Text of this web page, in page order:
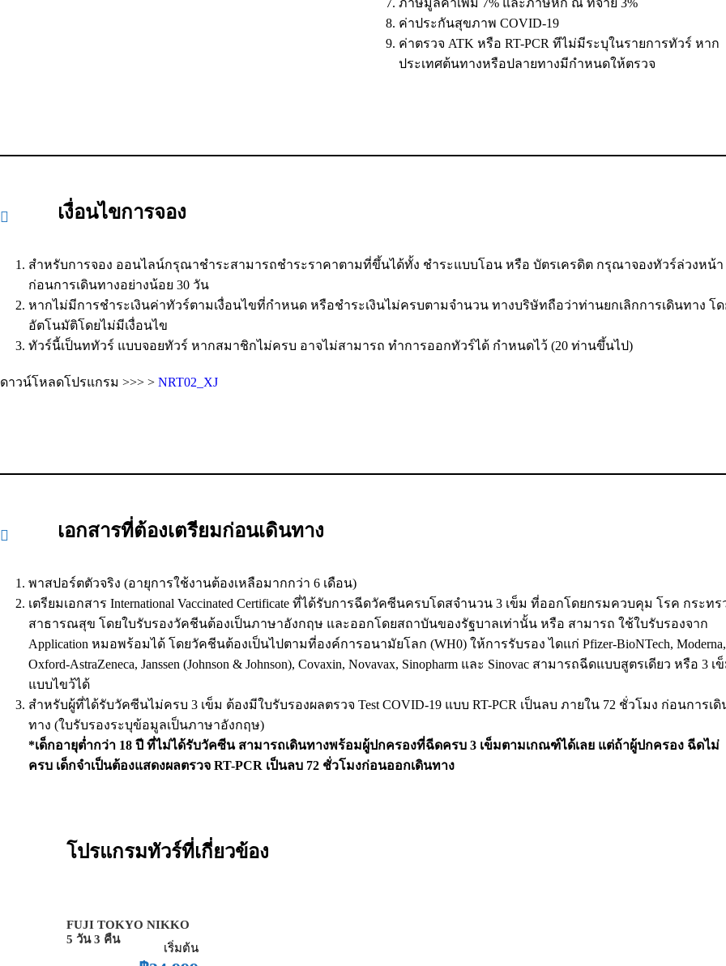
ภาษีมูลค่าเพิ่ม 7% และภาษีหัก ณ ที่จ่าย 3%
ค่าประกันสุขภาพ COVID-19
ค่าตรวจ ATK หรือ RT-PCR ทีไม่มีระบุในรายการทัวร์ หาก
ประเทศต้นทางหรือปลายทางมีกำหนดให้ตรวจ
เงื่อนไขการจอง
สำหรับการจอง ออนไลน์กรุณาชำระสามารถชำระราคาตามที่ขึ้นได้ทั้ง ชำระแบบโอน หรือ บัตรเครดิต กรุณาจองทัวร์ล่วงหน้า
ก่อนการเดินทางอย่างน้อย 30 วัน
หากไม่มีการชำระเงินค่าทัวร์ตามเงื่อนไขที่กำหนด หรือชำระเงินไม่ครบตามจำนวน ทางบริษัทถือว่าท่านยกเลิกการเดินทาง โ
อัตโนมัติโดยไม่มีเงื่อนไข
ทัวร์นี้เป็นททัวร์ แบบจอยทัวร์ หากสมาชิกไม่ครบ อาจไม่สามารถ ทำการออกทัวร์ได้ กำหนดไว้ (20 ท่านขึ้นไป)
ดาวน์โหลดโปรแกรม >>> > NRT02_XJ
เอกสารที่ต้องเตรียมก่อนเดินทาง
พาสปอร์ตตัวจริง (อายุการใช้งานต้องเหลือมากกว่า 6 เดือน)
เตรียมเอกสาร International Vaccinated Certificate ที่ได้รับการฉีดวัคซีนครบโดสจำนวน 3 เข็ม ที่ออกโดยกรมควบคุม โรค กระทร
สาธารณสุข โดยใบรับรองวัคชีนต้องเป็นภาษาอังกฤษ และออกโดยสถาบันของรัฐบาลเท่านั้น หรือ สามารถ ใช้ใบรับรองจาก
Application หมอพร้อมได้ โดยวัคชีนต้องเป็นไปตามที่องค์การอนามัยโลก (WH0) ให้การรับรอง ไดแก่ Pfizer-BioNTech, Moderna,
Oxford-AstraZeneca, Janssen (Johnson & Johnson), Covaxin, Novavax, Sinopharm และ Sinovac สามารถฉีดแบบสูตรเดียว หรือ 3 เ
แบบไขว้ได้
สำหรับผู้ที่ได้รับวัคซีนไม่ครบ 3 เข็ม ต้องมีใบรับรองผลตรวจ Test COVID-19 แบบ RT-PCR เป็นลบ ภายใน 72 ชั่วโมง ก่อนการเดิ
ทาง (ใบรับรองระบุข้อมูลเป็นภาษาอังกฤษ)
*เด็กอายุต่ำกว่า 18 ปี ที่ไม่ได้รับวัคซีน สามารถเดินทางพร้อมผู้ปกครองที่ฉีดครบ 3 เข็มตามเกณฑ์ได้เลย แต่ถ้าผู้ปกครอง ฉีดไม่
ครบ เด็กจำเป็นต้องแสดงผลตรวจ RT-PCR เป็นลบ 72 ชั่วโมงก่อนออกเดินทาง
โปรแกรมทัวร์ที่เกี่ยวข้อง
FUJI TOKYO NIKKO
5 วัน 3 คืน
เริ่มต้น